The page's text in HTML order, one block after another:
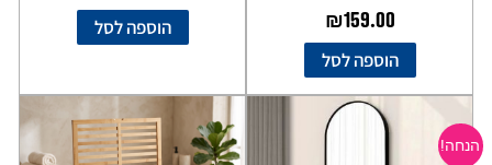
₪159.00
הוספה לסל
הוספה לסל
הנחה!
המחיר
המקורי
המחיר
הנוכחי